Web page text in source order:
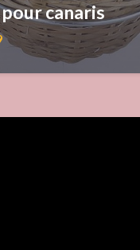
pour canaris